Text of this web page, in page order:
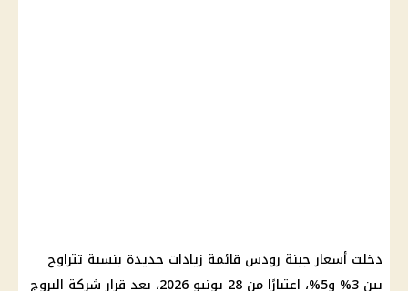
دخلت أسعار جبنة رودس قائمة زيادات جديدة بنسبة تتراوح
بين 3% و5%، اعتبارًا من 28 يونيو 2026، بعد قرار شركة البروج